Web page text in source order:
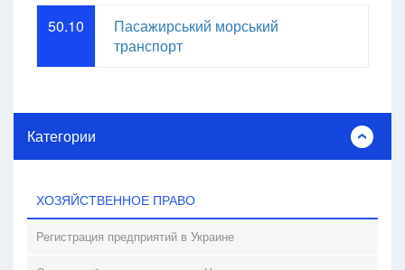
50.10
Пасажирський морський
транспорт
Категории
ХОЗЯЙСТВЕННОЕ ПРАВО
Регистрация предприятий в Украине